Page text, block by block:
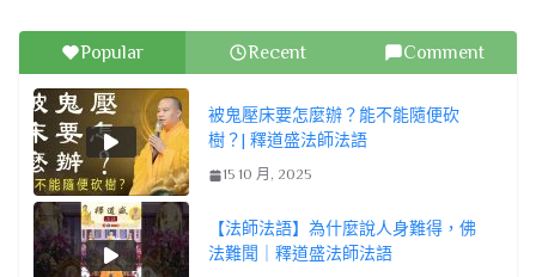
Popular Recent Comment
被鬼壓床要怎麼辦？能不能隨便砍
樹？| 釋道盛法師法語
15 10 月, 2025
【法師法語】為什麼說人身難得，佛
法難聞｜釋道盛法師法語